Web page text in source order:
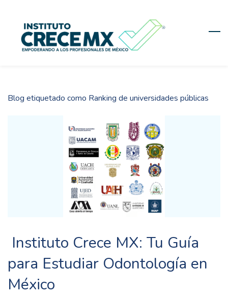
content
Blog etiquetado como Ranking de universidades públicas
Instituto Crece MX: Tu Guía
para Estudiar Odontología en
México